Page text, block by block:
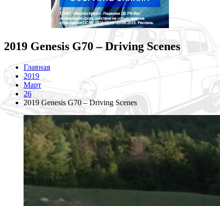
2019 Genesis G70 – Driving Scenes
Главная
2019
Март
26
2019 Genesis G70 – Driving Scenes